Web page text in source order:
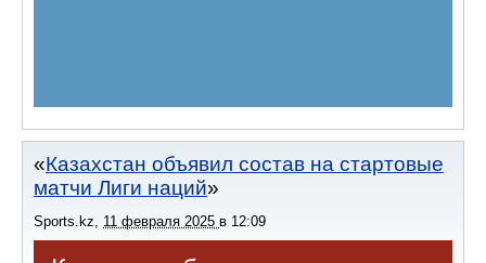
Казахстан объявил состав на стартовые
матчи Лиги наций
Sports.kz 11 февраля 2025 в 12:09